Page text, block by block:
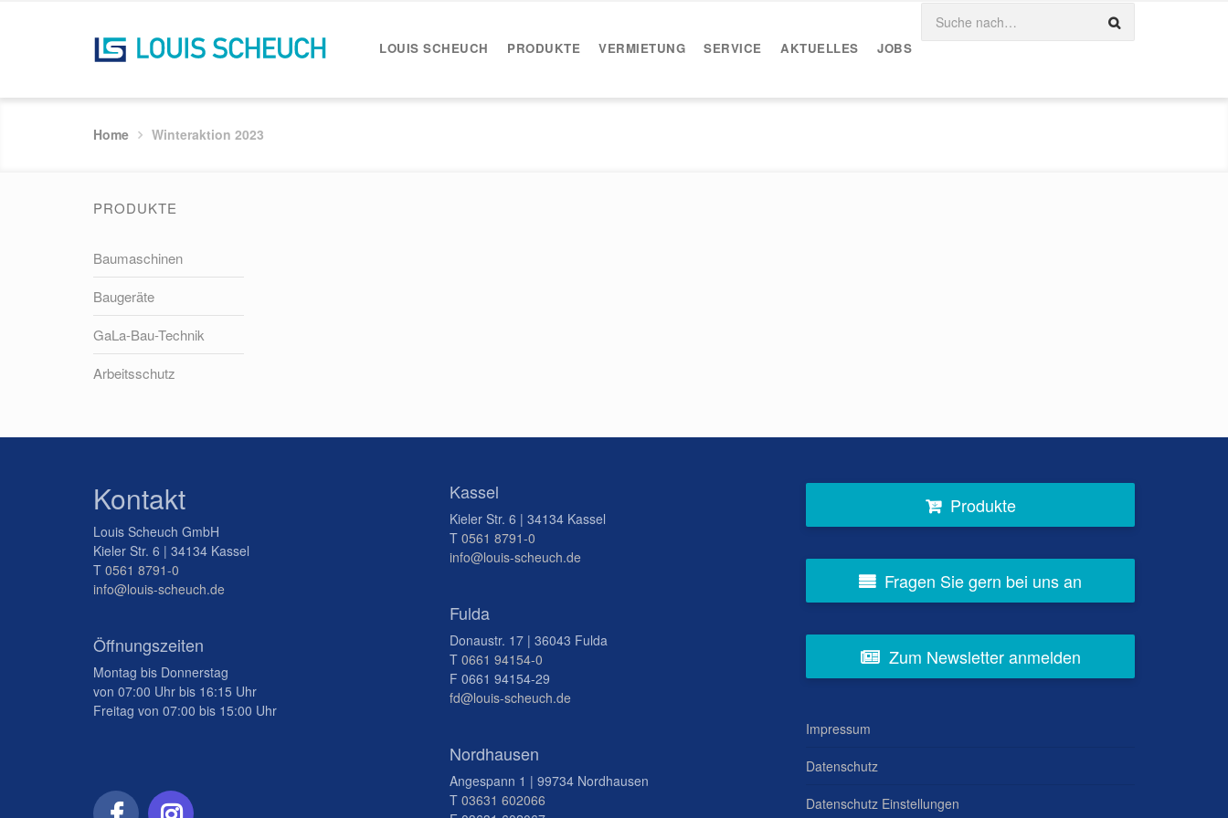
LOUIS SCHEUCH PRODUKTE VERMIETUNG SERVICE AKTUELLES JOBS
Home Winteraktion 2023
PRODUKTE
Baumaschinen
Baugeräte
GaLa-Bau-Technik
Arbeitsschutz
Kontakt
Louis Scheuch GmbH
Kieler Str. 6 | 34134 Kassel
T 0561 8791-0
info@louis-scheuch.de
Öffnungszeiten
Montag bis Donnerstag
von 07:00 Uhr bis 16:15 Uhr
Freitag von 07:00 bis 15:00 Uhr
Kassel
Kieler Str. 6 | 34134 Kassel
T 0561 8791-0
info@louis-scheuch.de
Fulda
Donaustr. 17 | 36043 Fulda
T 0661 94154-0
F 0661 94154-29
fd@louis-scheuch.de
Nordhausen
Angespann 1 | 99734 Nordhausen
T 03631 602066
Produkte
Fragen Sie gern bei uns an
Zum Newsletter anmelden
Impressum
Datenschutz
Datenschutz Einstellungen